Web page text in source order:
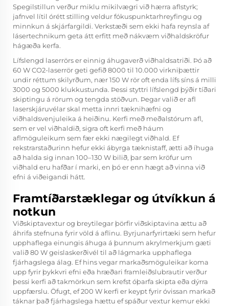
Spegilstillun verður miklu mikilvægri við hærra aflstyrk;
jafnvel lítil órétt stilling veldur fókuspunktarhreyfingu og
minnkun á skjárfargildi. Verkstæði sem ekki hafa reynsla af
lásertechnikum geta átt erfitt með nákvæm viðhaldskröfur
hágæða kerfa.
Lífslengd laserrörs er einnig áhugaverð viðhaldsatriði. Þó að
60 W CO2-laserrör geti gefið 8000 til 10.000 virkniþættir
undir réttum skilyrðum, nær 150 W rör oft enda lífs síns á milli
3000 og 5000 klukkustunda. Þessi styttri lífslengd þýðir tíðari
skiptingu á rörum og tengda stöðvun. Þegar valið er afl
laserskjáruvélar skal metta innri tæknihæfni og
viðhaldsvenjuleika á heiðinu. Kerfi með meðalstórum afl,
sem er vel viðhaldið, sigra oft kerfi með háum
aflmöguleikum sem fær ekki nægilegt viðhald. Ef
rekstrarstaðurinn hefur ekki ábyrga tæknistaff, ætti að íhuga
að halda sig innan 100–130 W bilið, þar sem kröfur um
viðhald eru hafðar í marki, en þó er enn hægt að vinna við
efni á viðeigandi hátt.
Framtíðarstæklegar og útvíkkun á
notkun
Viðskiptavextur og breytilegar þörfir viðskiptavina ættu að
áhrifa stefnuna fyrir völd á aflinu. Byrjunarfyrirtæki sem hefur
upphaflega einungis áhuga á þunnum akrylmerkjum gæti
valið 80 W geislaskerðivél til að lágmarka upphaflega
fjárhagslega álag. Ef hins vegar markaðsmöguleikar koma
upp fyrir þykkvri efni eða hræðari framleiðslubrautir verður
þessi kerfi að takmörkun sem krefst óþarfa skipta eða dýrra
uppfærslu. Öfugt, ef 200 W kerfi er keypt fyrir óvissan markað
táknar það fjárhagslega hættu ef spáður vextur kemur ekki